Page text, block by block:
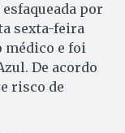
por
sexta-feira
médico e foi
De acordo
risco de